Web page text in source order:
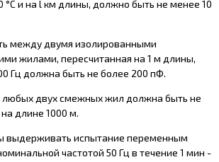
°С и на l км длины, должно быть не менее 10
между двумя изолированными
жилами, пересчитанная на 1 м длины,
Гц должна быть не более 200 пФ.
любых двух смежных жил должна быть не
длине 1000 м.
выдерживать испытание переменным
частотой 50 Гц в течение 1 мин -